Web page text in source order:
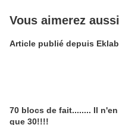
Vous aimerez aussi
Article publié
70 blocs de fait........ Il
que 30!!!!